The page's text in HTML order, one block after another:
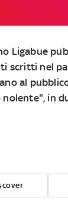
Ligabue
scritti nel
al
in